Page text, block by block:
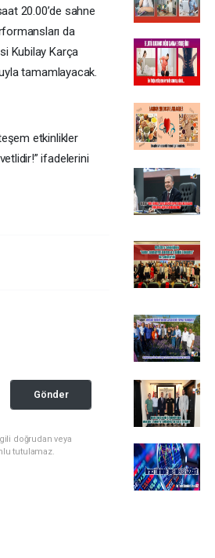
20.00’de sahne
da
Kubilay Karça
tamamlayacak.
etkinlikler
ifadelerini
Gönder
doğrudan veya
tutulamaz.